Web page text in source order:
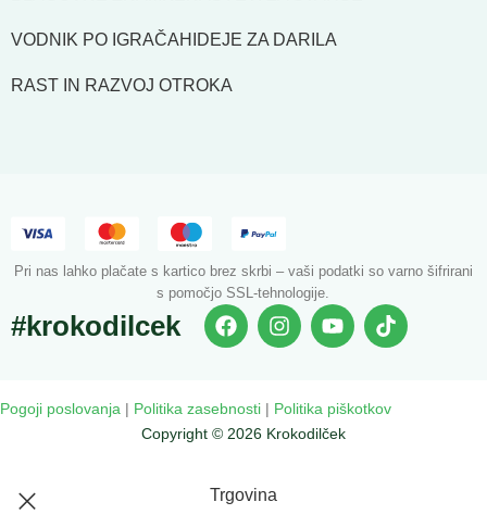
VODNIK PO IGRAČAH IDEJE ZA DARILA
RAST IN RAZVOJ OTROKA
Pri nas lahko plačate s kartico brez skrbi – vaši podatki so varno šifrirani
s pomočjo SSL-tehnologije.
#krokodilcek
Copyright © 2026 Krokodilček
Pogoji poslovanja | Politika zasebnosti | Politika piškotkov
Trgovina